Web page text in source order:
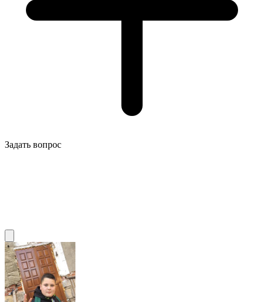
Задать вопрос